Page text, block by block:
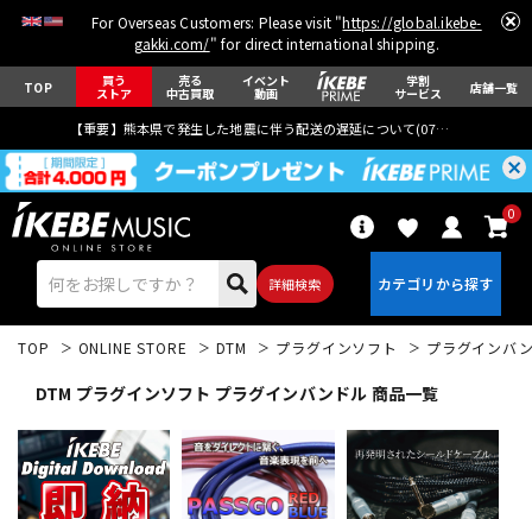
For Overseas Customers: Please visit "https://global.ikebe-
gakki.com/" for direct international shipping.
TOP 買う
ストア
売る
中古買取
イベント
動画
学割
サービス 店舗一覧
【重要】熊本県で発生した地震に伴う配送の遅延について(07月29日
詳細検索
0
エレキギター アコギ/エレアコ
TOP ONLINE STORE DTM プラグインソフト プラグインバ
DTM プラグインソフト プラグインバンドル 商品一覧